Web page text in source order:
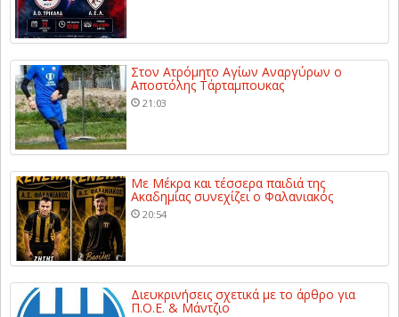
Στον Ατρόμητο Αγίων Αναργύρων ο
Αποστόλης Τάρταμπουκας
21:03
Με Μέκρα και τέσσερα παιδιά της
Ακαδημίας συνεχίζει ο Φαλανιακός
20:54
Διευκρινήσεις σχετικά με το άρθρο για
Π.Ο.Ε. & Μάντζιο